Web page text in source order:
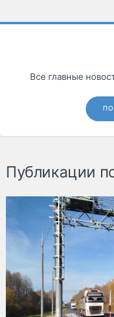
Все главные
Публикации